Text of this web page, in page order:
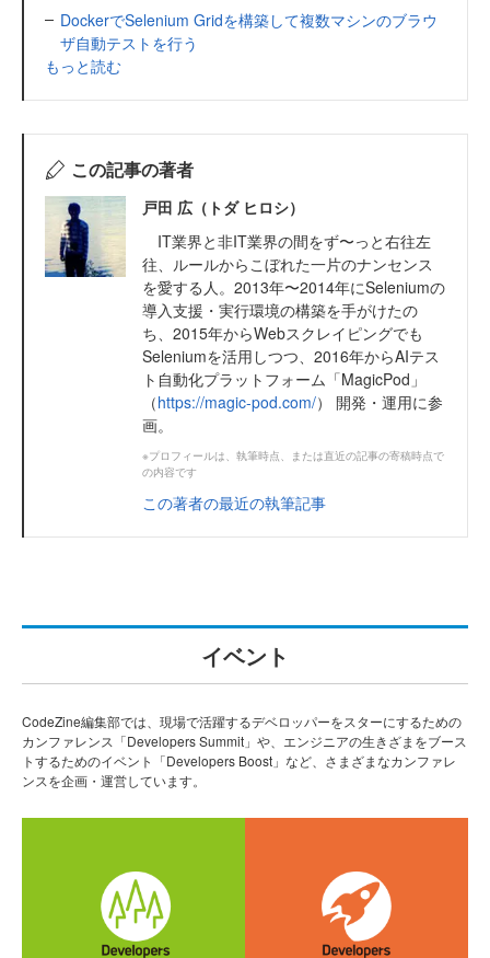
DockerでSelenium Gridを構築して複数マシンのブラウ
ザ自動テストを行う
もっと読む
この記事の著者
戸田 広（トダ ヒロシ）
IT業界と非IT業界の間をず〜っと右往左
往、ルールからこぼれた一片のナンセンス
を愛する人。2013年〜2014年にSeleniumの
導入支援・実行環境の構築を手がけたの
ち、2015年からWebスクレイピングでも
Seleniumを活用しつつ、2016年からAIテス
ト自動化プラットフォーム「MagicPod」
（https://magic-pod.com/） 開発・運用に参
画。
※プロフィールは、執筆時点、または直近の記事の寄稿時点で
の内容です
この著者の最近の執筆記事
イベント
CodeZine編集部では、現場で活躍するデベロッパーをスターにするための
カンファレンス「Developers Summit」や、エンジニアの生きざまをブース
トするためのイベント「Developers Boost」など、さまざまなカンファレ
ンスを企画・運営しています。